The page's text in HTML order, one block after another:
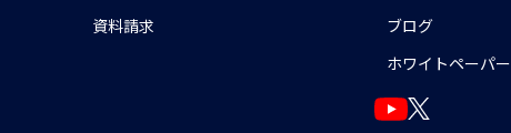
資料請求
ブログ
ホワイトペーパー